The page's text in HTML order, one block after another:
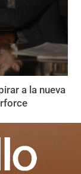
a la nueva